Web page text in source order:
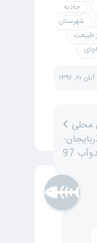
جاذبه
شهرستان
طبیعت
آبان ۲۰, ۱۳۹۷
97